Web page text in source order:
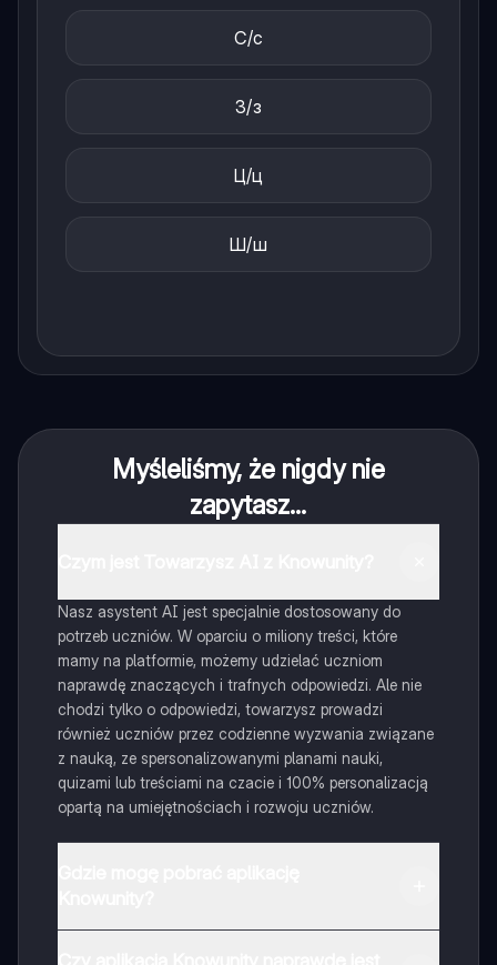
С/с
З/з
Ц/ц
Ш/ш
Myśleliśmy, że nigdy nie
zapytasz...
Nasz asystent AI jest specjalnie dostosowany do
potrzeb uczniów. W oparciu o miliony treści, które
mamy na platformie, możemy udzielać uczniom
naprawdę znaczących i trafnych odpowiedzi. Ale nie
chodzi tylko o odpowiedzi, towarzysz prowadzi
również uczniów przez codzienne wyzwania związane
z nauką, ze spersonalizowanymi planami nauki,
quizami lub treściami na czacie i 100% personalizacją
opartą na umiejętnościach i rozwoju uczniów.